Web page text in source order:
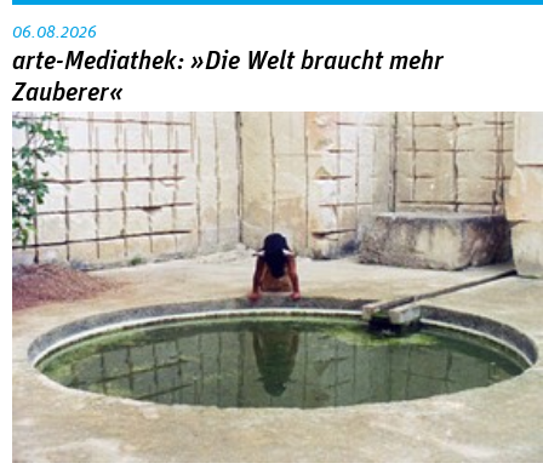
06.08.2026
arte-Mediathek: »Die Welt braucht mehr
Zauberer«